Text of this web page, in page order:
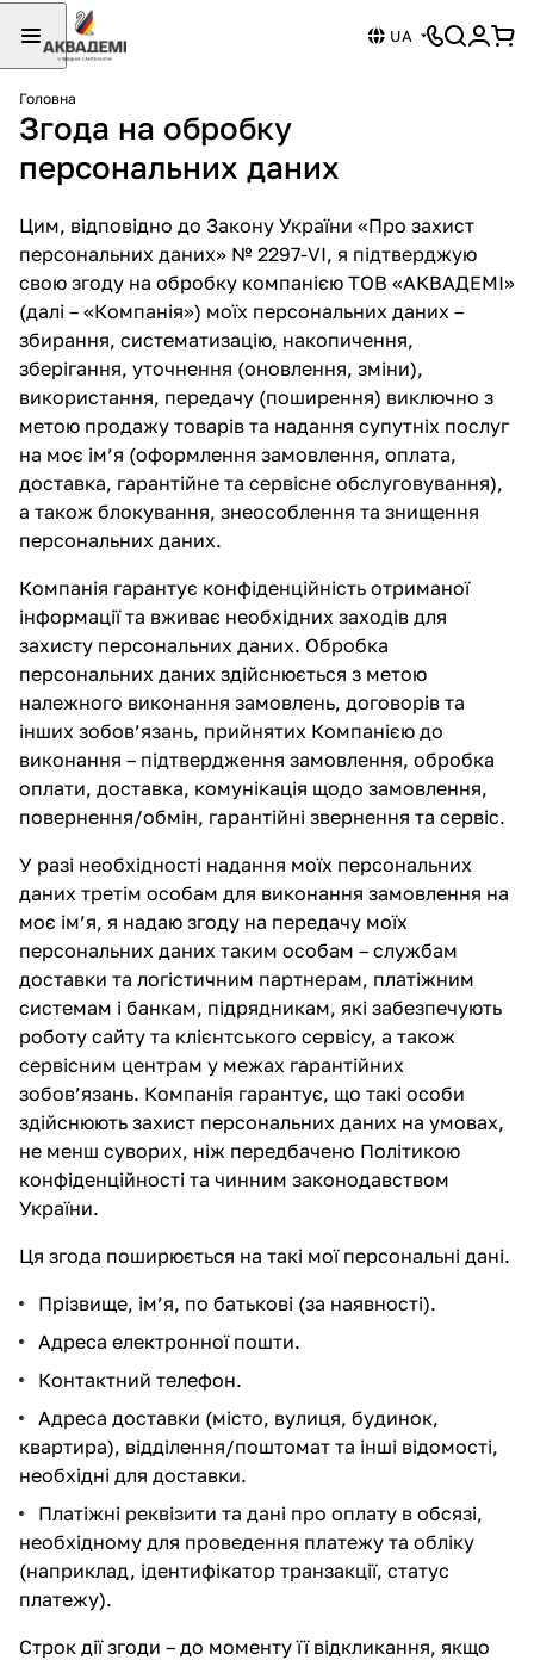
UA
Головна
Згода на обробку
персональних даних
Цим, відповідно до Закону України «Про захист
персональних даних» № 2297-VI, я підтверджую
свою згоду на обробку компанією ТОВ «АКВАДЕМІ»
(далі – «Компанія») моїх персональних даних –
збирання, систематизацію, накопичення,
зберігання, уточнення (оновлення, зміни),
використання, передачу (поширення) виключно з
метою продажу товарів та надання супутніх послуг
на моє ім’я (оформлення замовлення, оплата,
доставка, гарантійне та сервісне обслуговування),
а також блокування, знеособлення та знищення
персональних даних.
Компанія гарантує конфіденційність отриманої
інформації та вживає необхідних заходів для
захисту персональних даних. Обробка
персональних даних здійснюється з метою
належного виконання замовлень, договорів та
інших зобов’язань, прийнятих Компанією до
виконання – підтвердження замовлення, обробка
оплати, доставка, комунікація щодо замовлення,
повернення/обмін, гарантійні звернення та сервіс.
У разі необхідності надання моїх персональних
даних третім особам для виконання замовлення на
моє ім’я, я надаю згоду на передачу моїх
персональних даних таким особам – службам
доставки та логістичним партнерам, платіжним
системам і банкам, підрядникам, які забезпечують
роботу сайту та клієнтського сервісу, а також
сервісним центрам у межах гарантійних
зобов’язань. Компанія гарантує, що такі особи
здійснюють захист персональних даних на умовах,
не менш суворих, ніж передбачено Політикою
конфіденційності та чинним законодавством
України.
Ця згода поширюється на такі мої персональні дані.
Прізвище, ім’я, по батькові (за наявності).
Адреса електронної пошти.
Контактний телефон.
Адреса доставки (місто, вулиця, будинок,
квартира), відділення/поштомат та інші відомості,
необхідні для доставки.
Платіжні реквізити та дані про оплату в обсязі,
необхідному для проведення платежу та обліку
(наприклад, ідентифікатор транзакції, статус
платежу).
Строк дії згоди – до моменту її відкликання, якщо